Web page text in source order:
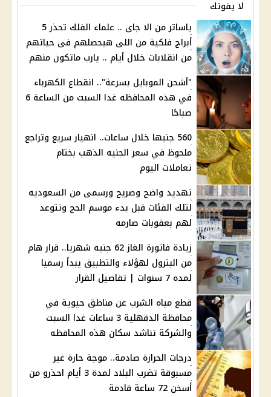
لا يفوتك
ياساتر من الا جاى .. علماء الفلك تحذر 5
أبراج فلكية من اللى هيحصلهم فى حياتهم
من انقلابات خلال أيام .. يارب ماتكون منهم
"أشحن الموبايل بسرعة".. انقطاع الكهرباء
في هذه المحافظه غدا السبت من الساعة 6
صباحًا
560 جنيها خلال ساعات.. انهيار سريع وتراجع
ملحوظ في سعر الجنيه الذهب بختام
تعاملات اليوم
تهديد واضح وصريح ورسمى من السعوديه
لتلك الفئات قبل بدء موسم الحج وتتوعد
لهم بعقوبات صارمه
زيادة فاتورة الغاز 62 جنيه شهريا.. قرار هام
من البترول لهؤلاء والتطبيق يبدأ رسميا
لمده 7 سنوات | تفاصيل القرار
قطع مياه الشرب عن مناطق حيوية في
محافظة الدقهلية 3 ساعات غدا السبت
والشركة تناشد سكان هذه المحافظه
درجات الحرارة صادمة.. موجة حارة غير
مسبوقة تضرب البلاد لمدة 3 أيام احذرو من
أسخن 72 ساعة قادمة